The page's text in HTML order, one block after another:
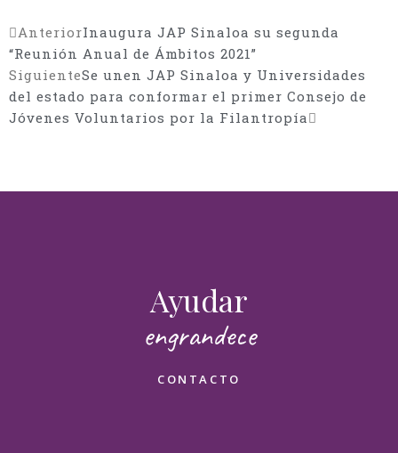
AnteriorInaugura JAP Sinaloa su segunda
“Reunión Anual de Ámbitos 2021”
SiguienteSe unen JAP Sinaloa y Universidades
del estado para conformar el primer Consejo de
Jóvenes Voluntarios por la Filantropía
Ayudar
engrandece
CONTACTO
Deseo ayudar
¡Muchas gracias por sumarte!